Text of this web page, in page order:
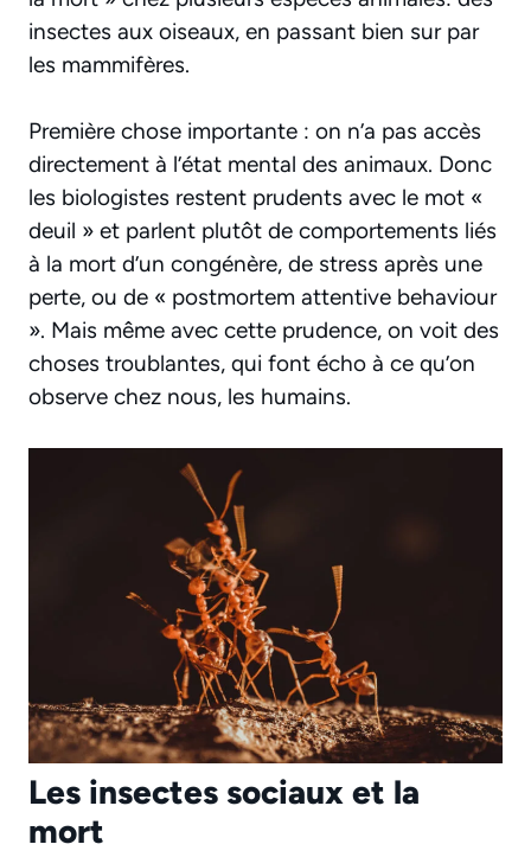
insectes aux oiseaux, en passant bien sur par
les mammifères.
Première chose importante : on n’a pas accès
directement à l’état mental des animaux. Donc
les biologistes restent prudents avec le mot «
deuil » et parlent plutôt de comportements liés
à la mort d’un congénère, de stress après une
perte, ou de « postmortem attentive behaviour
». Mais même avec cette prudence, on voit des
choses troublantes, qui font écho à ce qu’on
observe chez nous, les humains.
Les insectes sociaux et la
mort